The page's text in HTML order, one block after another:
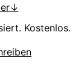
Kostenlos.